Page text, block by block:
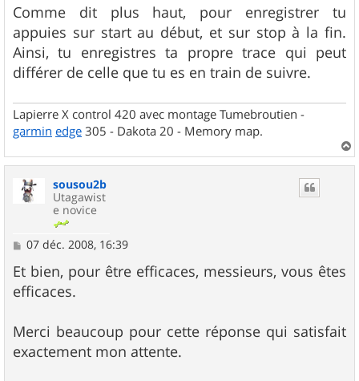
g
e
Comme dit plus haut, pour enregistrer tu
appuies sur start au début, et sur stop à la fin.
Ainsi, tu enregistres ta propre trace qui peut
différer de celle que tu es en train de suivre.
Lapierre X control 420 avec montage Tumebroutien -
garmin edge 305 - Dakota 20 - Memory map.
a
sousou2b
Utagawist
e novice
M
s
s
a
07 déc. 2008, 16:39
Et bien, pour être efficaces, messieurs, vous êtes
efficaces.
Merci beaucoup pour cette réponse qui satisfait
exactement mon attente.